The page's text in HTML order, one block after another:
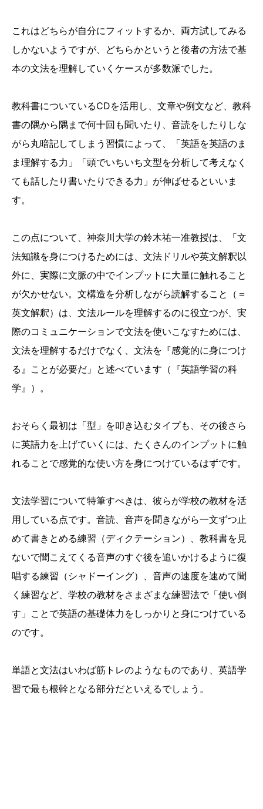
これはどちらが自分にフィットするか、両方試してみる
しかないようですが、どちらかというと後者の方法で基
本の文法を理解していくケースが多数派でした。
教科書についているCDを活用し、文章や例文など、教科
書の隅から隅まで何十回も聞いたり、音読をしたりしな
がら丸暗記してしまう習慣によって、「英語を英語のま
ま理解する力」「頭でいちいち文型を分析して考えなく
ても話したり書いたりできる力」が伸ばせるといいま
す。
この点について、神奈川大学の鈴木祐一准教授は、「文
法知識を身につけるためには、文法ドリルや英文解釈以
外に、実際に文脈の中でインプットに大量に触れること
が欠かせない。文構造を分析しながら読解すること（＝
英文解釈）は、文法ルールを理解するのに役立つが、実
際のコミュニケーションで文法を使いこなすためには、
文法を理解するだけでなく、文法を『感覚的に身につけ
る』ことが必要だ」と述べています（『英語学習の科
学』）。
おそらく最初は「型」を叩き込むタイプも、その後さら
に英語力を上げていくには、たくさんのインプットに触
れることで感覚的な使い方を身につけているはずです。
文法学習について特筆すべきは、彼らが学校の教材を活
用している点です。音読、音声を聞きながら一文ずつ止
めて書きとめる練習（ディクテーション）、教科書を見
ないで聞こえてくる音声のすぐ後を追いかけるように復
唱する練習（シャドーイング）、音声の速度を速めて聞
く練習など、学校の教材をさまざまな練習法で「使い倒
す」ことで英語の基礎体力をしっかりと身につけている
のです。
単語と文法はいわば筋トレのようなものであり、英語学
習で最も根幹となる部分だといえるでしょう。